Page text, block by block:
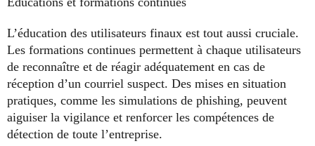
L’éducation des utilisateurs finaux est tout aussi cruciale.
Les formations continues permettent à chaque utilisateurs
de reconnaître et de réagir adéquatement en cas de
réception d’un courriel suspect. Des mises en situation
pratiques, comme les simulations de phishing, peuvent
aiguiser la vigilance et renforcer les compétences de
détection de toute l’entreprise.